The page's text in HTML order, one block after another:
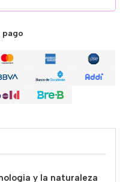
pago
y la naturaleza